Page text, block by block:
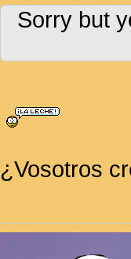
Sorry but
¿Vosotros